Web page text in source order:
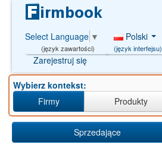
Select Language ▼
(język zawartości)
Polski
(język interfejsu)
Zarejestruj się
Wybierz kontekst:
Firmy
Produkty
Sprzedające